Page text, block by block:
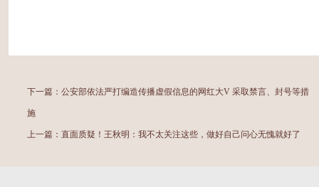
下一篇： 公安部依法严打编造传播虚假信息的网红大V 采取禁言、封号等措
施
上一篇： 直面质疑！王秋明：我不太关注这些，做好自己问心无愧就好了